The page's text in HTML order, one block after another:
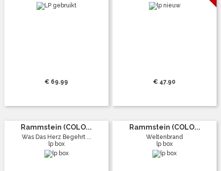
€ 69.99 € 47.90
Rammstein (COLO...
Was Das Herz Begehrt ...
lp box
Rammstein (COLO...
Weltenbrand
lp box